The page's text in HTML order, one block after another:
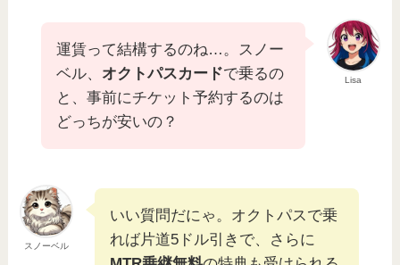
Lisa
運賃って結構するのね…。スノー
ベル、 オクトパスカードで乗るの
と、事前にチケット予約するのは
どっちが安いの？
スノーベル
いい質問だにゃ。オクトパスで乗
れば片道5ドル引きで、さらに